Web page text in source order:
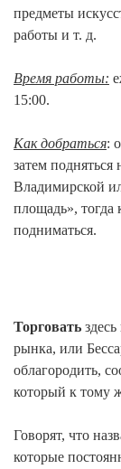
предметы
работы и т. д.
Время работы:
15:00.
Как добраться:
затем подняться
Владимирской
площадь», тогда
подниматься.
Торговать
рынка, или
облагородить,
который к тому
Говорят, что
которые